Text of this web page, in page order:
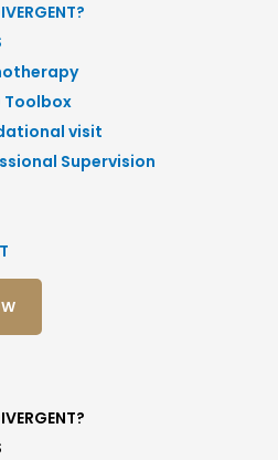
Toolbox
visit
Supervision